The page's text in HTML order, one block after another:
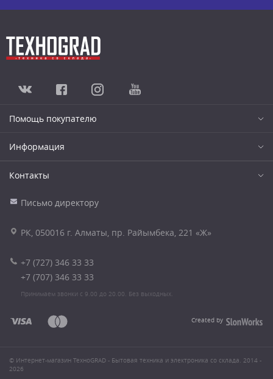
Помощь покупателю
Информация
Контакты
Письмо директору
РК, 050016 г. Алматы, пр. Райымбека, 221 «Ж»
+7 (727) 346 33 33
+7 (707) 346 33 33
Принимаем звонки с 9.00 до 20.00. Без выходных.
Created by
© Интернет-магазин ТехноGRAD - Бытовая техника и электроника со склада. 2014 -
2026